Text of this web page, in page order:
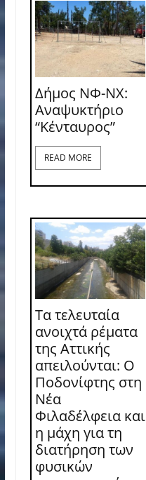
Δήμος ΝΦ-ΝΧ:
Αναψυκτήριο
“Κένταυρος”
READ MORE
Τα τελευταία
ανοιχτά ρέματα
της Αττικής
απειλούνται: Ο
Ποδονίφτης στη
Νέα
Φιλαδέλφεια και
η μάχη για τη
διατήρηση των
φυσικών